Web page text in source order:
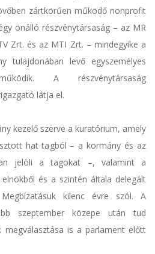
zártkörűen működő nonprofit
önálló részvénytársaság – az MR
Zrt. és az MTI Zrt. – mindegyike a
tulajdonában levő egyszemélyes
A részvénytársaság
látja el.
kezelő szerve a kuratórium, amely
hat tagból – a kormány és az
jelöli a tagokat –, valamint a
és a szintén általa delegált
kilenc évre szól. A
szeptember közepe után tud
is a parlament előtt